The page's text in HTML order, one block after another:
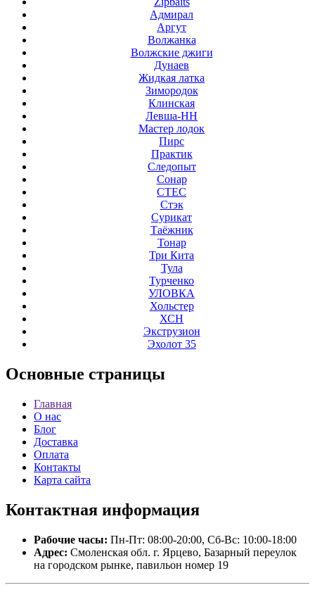
Адмирал
Аргут
Волжанка
Волжские джиги
Дунаев
Жидкая латка
Зимородок
Клинская
Левша-НН
Мастер лодок
Пирс
Практик
Следопыт
Сонар
СТЕС
Стэк
Сурикат
Таёжник
Тонар
Три Кита
Тула
Турченко
УЛОВКА
Хольстер
ХСН
Экструзион
Эхолот 35
Основные страницы
Главная
О нас
Блог
Доставка
Оплата
Контакты
Карта сайта
Контактная информация
Рабочие часы: Пн-Пт: 08:00-20:00, Сб-Вс: 10:00-18:00
Адрес: Смоленская обл. г. Ярцево, Базарный переулок
на городском рынке, павильон номер 19